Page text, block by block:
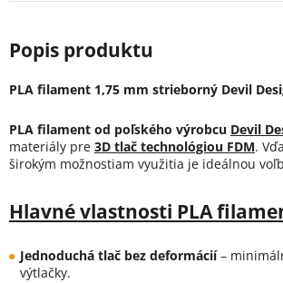
PLA filament 1,75 mm strieborný Devil
PLA filament od poľského výrobcu Devil
materiály pre 3D tlač technológiou FDM.
širokým možnostiam využitia je ideálnou
Hlavné vlastnosti PLA
Jednoduchá tlač bez deformácií–
výtlačky.